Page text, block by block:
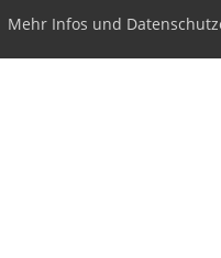
Mehr Infos und